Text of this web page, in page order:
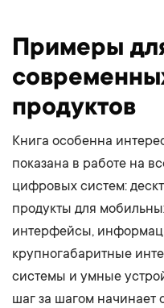
Примеры
продуктов
Книга особенна
показана в работе на
цифровых систем:
продукты для
интерфейсы,
крупногабаритные
системы и умные
шаг за шагом начинает